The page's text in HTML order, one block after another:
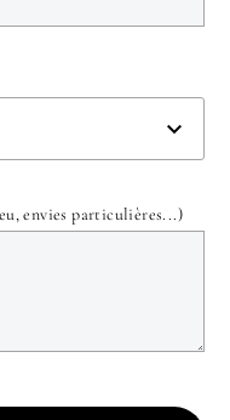
envies particulières...)